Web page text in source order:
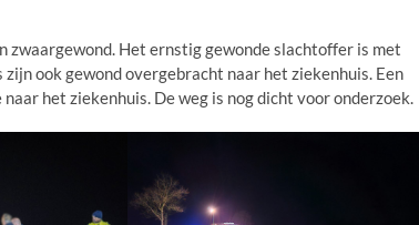
zwaargewond. Het ernstig gewonde slachtoffer is met
ook gewond overgebracht naar het ziekenhuis. Een
het ziekenhuis. De weg is nog dicht voor onderzoek.